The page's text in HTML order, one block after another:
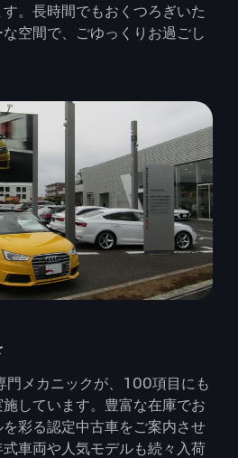
。長時間でもおくつろぎいた
空間で、ごゆっくりお過ごし
門メカニックが、100項目にも
しています。豊富な在庫でお
彩る認定中古車をご案内させ
車両や人気モデルも続々入荷